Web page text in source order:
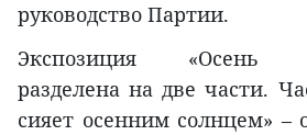
руководство Партии.
Экспозиция «Осень
разделена на две части.
сияет осенним солнцем» –